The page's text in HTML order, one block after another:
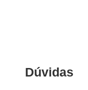
Dúvidas